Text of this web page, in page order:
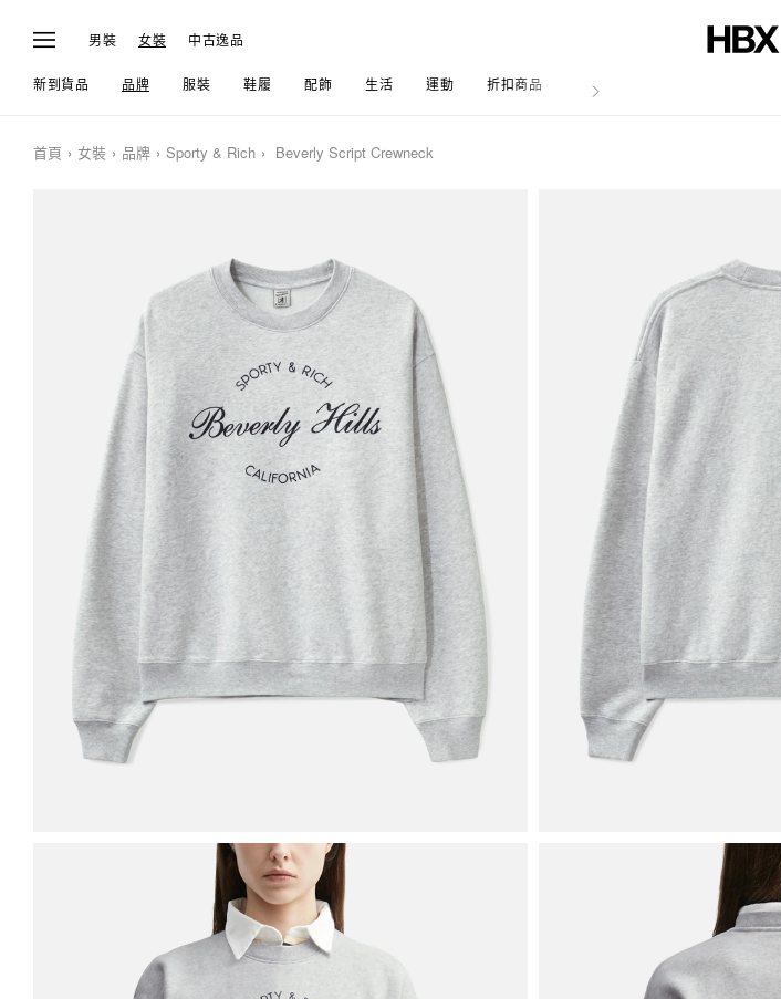
男裝 女裝 中古逸品
新到貨品 品牌 服裝 鞋履 配飾 生活 運動 折扣商品 文章
首頁 女裝 品牌 Sporty & Rich Beverly Script Crewneck